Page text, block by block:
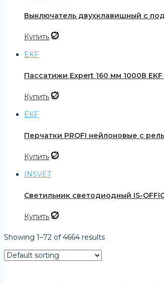
Выключатель двухклавишный с
Купить
EKF
Пассатижи Expert 160 мм 1000В
Купить
EKF
Перчатки PROFI нейлоновые с
Купить
INSVET
Светильник светодиодный IS-
Купить
Showing 1–72 of 4664 results